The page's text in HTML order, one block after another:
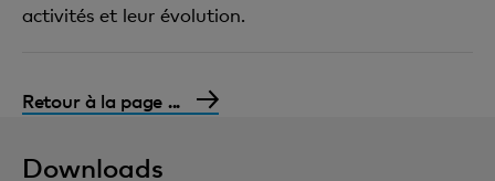
activités et leur évolution.
Retour à la page ...
Downloads